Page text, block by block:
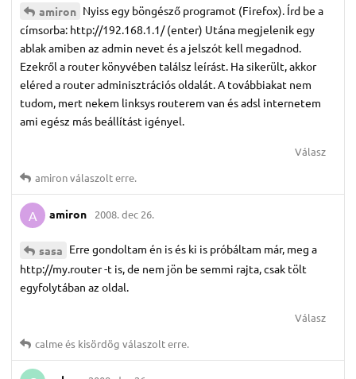
amiron Nyiss egy böngésző programot (Firefox). Írd be a
címsorba: http://192.168.1.1/ (enter) Utána megjelenik egy
ablak amiben az admin nevet és a jelszót kell megadnod.
Ezekről a router könyvében találsz leírást. Ha sikerült, akkor
eléred a router adminisztrációs oldalát. A továbbiakat nem
tudom, mert nekem linksys routerem van és adsl internetem
ami egész más beállítást igényel.
Válasz
amironválaszolt erre.
A amiron 2008. dec 26.
sasa Erre gondoltam én is és ki is próbáltam már, meg a
http://my.router -t is, de nem jön be semmi rajta, csak tölt
egyfolytában az oldal.
Válasz
calmeés kisördög válaszolt erre.